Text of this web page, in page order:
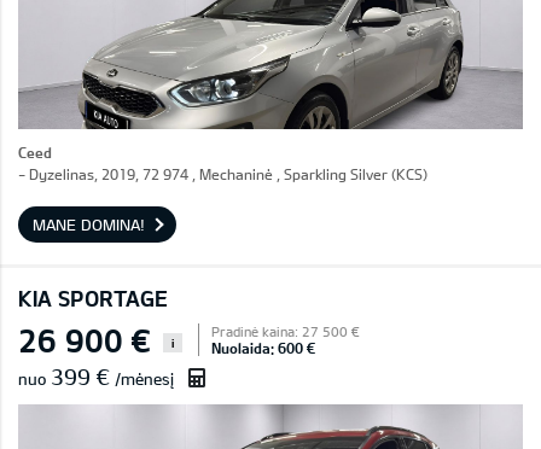
Ceed
- Dyzelinas, 2019, 72 974 , Mechaninė , Sparkling Silver (KCS)
MANE DOMINA!
KIA SPORTAGE
26 900 € i
Pradinė kaina: 27 500 €
Nuolaida: 600 €
nuo 399 € /mėnesį